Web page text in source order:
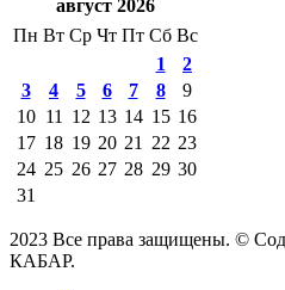
август 2026
Пн Вт Ср Чт Пт Сб Вс
1
2
3
4 5 6 7 8
9
10 11 12 13 14 15 16
17 18 19 20 21 22 23
24 25 26 27 28 29 30
31
2023 Все права защищены. ©
КАБАР.